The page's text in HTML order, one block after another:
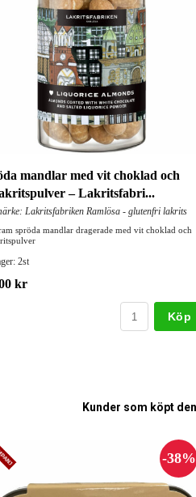
mandlar med vit choklad och
– Lakritsfabri...
Lakritsfabriken Ramlösa - glutenfri lakrits
spröda mandlar dragerade med vit choklad och
2st
kr
Köp
Kunder som köpt